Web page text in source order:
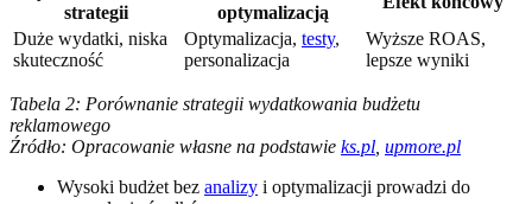
strategii
optymalizacją
Duże wydatki, niska
skuteczność
Optymalizacja, testy,
personalizacja
Wyższe ROAS,
lepsze wyniki
Tabela 2: Porównanie strategii wydatkowania budżetu
reklamowego
Źródło: Opracowanie własne na podstawie ks.pl upmore.pl
Wysoki budżet bez analizy i optymalizacji prowadzi do